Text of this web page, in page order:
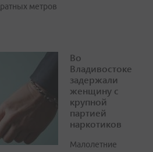
метров
Во
Владивостоке
задержали
женщину с
крупной
партией
наркотиков
Малолетние